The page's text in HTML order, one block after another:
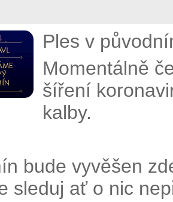
Ples v
Momentálně
šíření
kalby.
bude vyvěšen
sleduj ať o nic